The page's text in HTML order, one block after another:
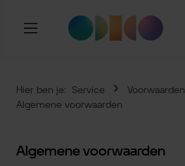
Ga naar de hoofdinhoud
Hier ben je: Service
Voorwaarden
Algemene voorwaarden
Algemene voorwaarden